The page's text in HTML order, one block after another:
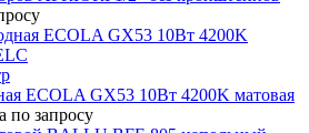
ECOLA GX53 10Вт 4200K матовая
по запросу